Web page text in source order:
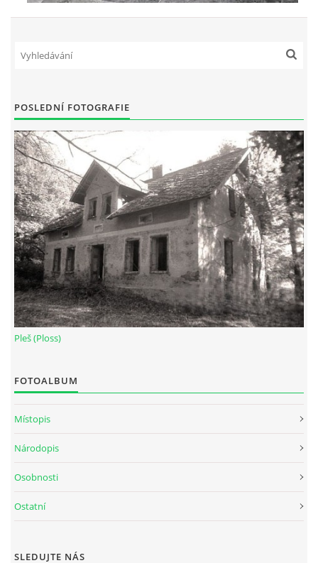
POSLEDNÍ FOTOGRAFIE
Pleš (Ploss)
FOTOALBUM
Místopis
Národopis
Osobnosti
Ostatní
SLEDUJTE NÁS